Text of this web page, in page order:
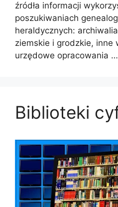
źródła informacji
poszukiwaniach
heraldycznych:
ziemskie i grodzkie, inne
urzędowe opracowania …
Biblioteki